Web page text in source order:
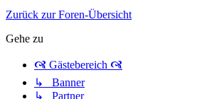
Zurück zur Foren-Übersicht
Gehe zu
🙧 Gästebereich 🙧
↳ Banner
↳ Partner